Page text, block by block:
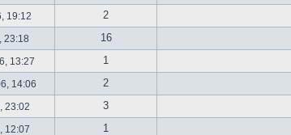
19:12
2
23:18
16
13:27
1
14:06
2
23:02
3
12:07
1